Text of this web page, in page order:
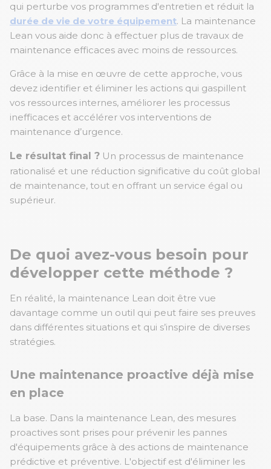
qui perturbe vos programmes d'entretien et réduit la
durée de vie de votre équipement. La maintenance
Lean vous aide donc à effectuer plus de travaux de
maintenance efficaces avec moins de ressources.
Grâce à la mise en œuvre de cette approche, vous
devez identifier et éliminer les actions qui gaspillent
vos ressources internes, améliorer les processus
inefficaces et accélérer vos interventions de
maintenance d’urgence.
Le résultat final ? Un processus de maintenance
rationalisé et une réduction significative du coût global
de maintenance, tout en offrant un service égal ou
supérieur.
De quoi avez-vous besoin pour
développer cette méthode ?
En réalité, la maintenance Lean doit être vue
davantage comme un outil qui peut faire ses preuves
dans différentes situations et qui s’inspire de diverses
stratégies.
Une maintenance proactive déjà mise
en place
La base. Dans la maintenance Lean, des mesures
proactives sont prises pour prévenir les pannes
d'équipements grâce à des actions de maintenance
prédictive et préventive. L'objectif est d'éliminer les